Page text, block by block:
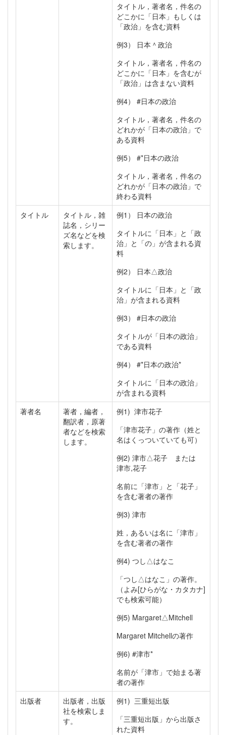
タイトル，著者名，件名の
どこかに「日本」もしくは
「政治」を含む資料
例3） 日本＾政治
タイトル，著者名，件名の
どこかに「日本」を含むが
「政治」は含まない資料
例4） #日本の政治
タイトル，著者名，件名の
どれかが「日本の政治」で
ある資料
例5） #*日本の政治
タイトル，著者名，件名の
どれかが「日本の政治」で
終わる資料
タイトル
タイトル，雑
誌名，シリー
ズ名などを検
索します。
例1） 日本の政治
タイトルに「日本」と「政
治」と「の」が含まれる資
料
例2） 日本△政治
タイトルに「日本」と「政
治」が含まれる資料
例3） #日本の政治
タイトルが「日本の政治」
である資料
例4） #*日本の政治*
タイトルに「日本の政治」
が含まれる資料
著者名
著者，編者，
翻訳者，原著
者などを検索
します。
例1) 津市花子
「津市花子」の著作（姓と
名はくっついていても可）
例2) 津市△花子 または
津市,花子
名前に「津市」と「花子」
を含む著者の著作
例3) 津市
姓，あるいは名に「津市」
を含む著者の著作
例4) つし△はなこ
「つし△はなこ」の著作。
（よみ[ひらがな・カタカナ]
でも検索可能）
例5) Margaret△Mitchell
Margaret Mitchellの著作
例6) #津市*
名前が「津市」で始まる著
者の著作
出版者
出版者，出版
社を検索しま
す。
例1) 三重短出版
「三重短出版」から出版さ
れた資料